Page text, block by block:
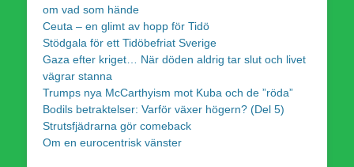
om vad som hände
Ceuta – en glimt av hopp för Tidö
Stödgala för ett Tidöbefriat Sverige
Gaza efter kriget… När döden aldrig tar slut och livet
vägrar stanna
Trumps nya McCarthyism mot Kuba och de ”röda”
Bodils betraktelser: Varför växer högern? (Del 5)
Strutsfjädrarna gör comeback
Om en eurocentrisk vänster